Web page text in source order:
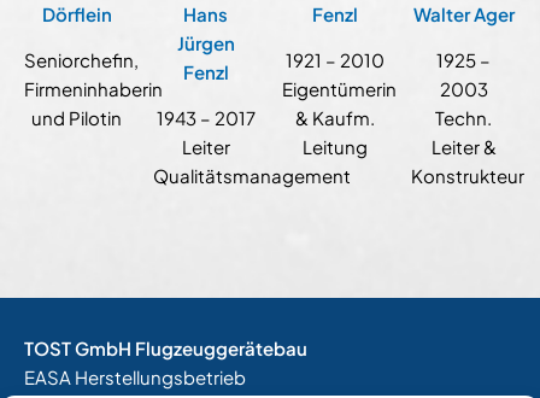
Dörflein
Seniorchefin,
Firmeninhaberin
und Pilotin
Hans
Jürgen
Fenzl
1943 – 2017
Leiter
Qualitätsmanagement
Fenzl
1921 – 2010
Eigentümerin
& Kaufm.
Leitung
Walter Ager
1925 –
2003
Techn.
Leiter &
Konstrukteur
TOST GmbH Flugzeuggerätebau
EASA Herstellungsbetrieb